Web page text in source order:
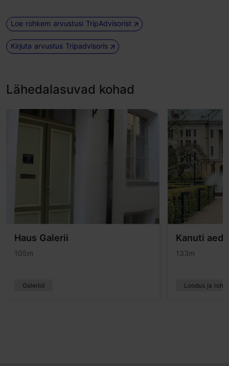
Loe rohkem arvustusi TripAdvisorist
Kirjuta arvustus Tripadvisoris
Lähedalasuvad kohad
Haus Galerii
105m
Galeriid
Kanuti aed
133m
Loodus ja